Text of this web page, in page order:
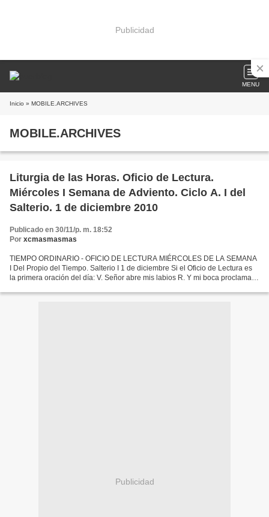
Publicidad
MENU
Inicio » MOBILE.ARCHIVES
MOBILE.ARCHIVES
Liturgia de las Horas. Oficio de Lectura.
Miércoles I Semana de Adviento. Ciclo A. I del
Salterio. 1 de diciembre 2010
Publicado en 30/11/p. m. 18:52
Por xcmasmasmas
TIEMPO ORDINARIO - OFICIO DE LECTURA MIÉRCOLES DE LA SEMANA
I Del Propio del Tiempo. Salterio I 1 de diciembre Si el Oficio de Lectura es
la primera oración del día: V. Señor abre mis labios R. Y mi boca proclamará
Publicidad